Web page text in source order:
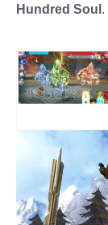
Hundred Soul .